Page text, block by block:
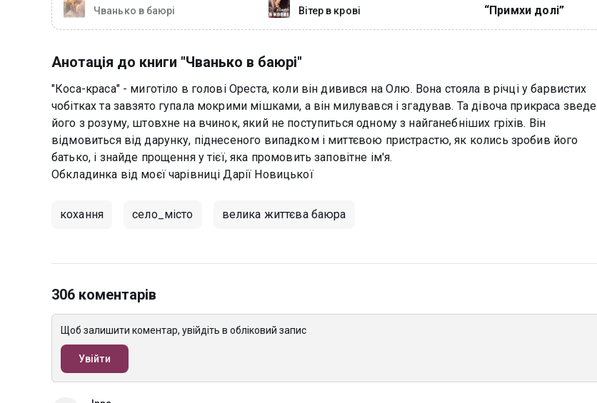
Чванько в баюрі
Вітер в крові
“Примхи долі”
Анотація до книги "Чванько в баюрі"
"Коса-краса" - миготіло в голові Ореста, коли він дивився на Олю. Вона стояла в річці у барвистих
чобітках та завзято гупала мокрими мішками, а він милувався і згадував. Та дівоча прикраса зведе
його з розуму, штовхне на вчинок, який не поступиться одному з найганебніших гріхів. Він
відмовиться від дарунку, піднесеного випадком і миттєвою пристрастю, як колись зробив його
батько, і знайде прощення у тієї, яка промовить заповітне ім'я.
Обкладинка від моєї чарівниці Дарії Новицької
кохання село_місто велика життєва баюра
306 коментарів
Щоб залишити коментар, увійдіть в обліковий запис
Увійти